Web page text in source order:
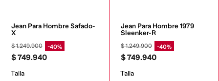
Jean Para Hombre Safado-
X
$1.249.900 40%
$749.940
Talla
Jean Para Hombre 1979
Sleenker-R
$1.249.900 40%
$749.940
Talla